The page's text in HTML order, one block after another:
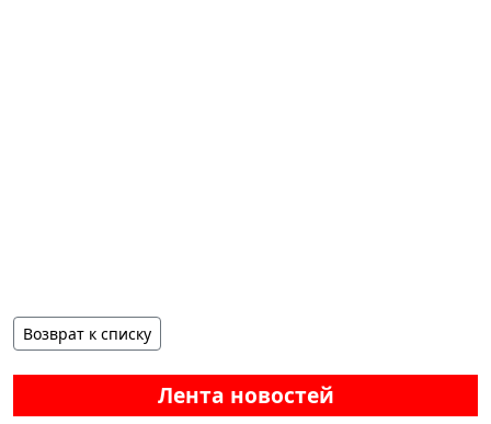
Лента новостей
Возврат к списку